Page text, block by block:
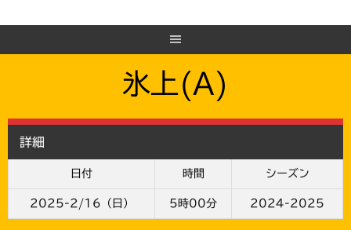
氷上(A)
詳細
日付 時間 シーズン
2025-2/16（日） 5時00分 2024-2025